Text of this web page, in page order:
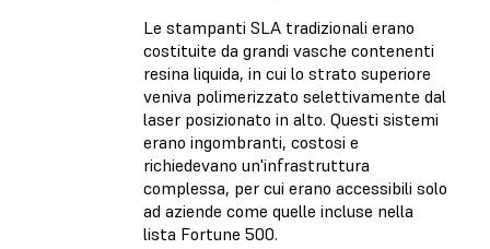
Le stampanti SLA tradizionali erano
costituite da grandi vasche contenenti
resina liquida, in cui lo strato superiore
veniva polimerizzato selettivamente dal
laser posizionato in alto. Questi sistemi
erano ingombranti, costosi e
richiedevano un'infrastruttura
complessa, per cui erano accessibili solo
ad aziende come quelle incluse nella
lista Fortune 500.